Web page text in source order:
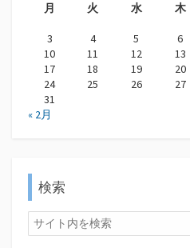
月
火 水 木
« 2月
3
4 5 6
10
11 12 13
17
18 19 20
24
25 26 27
31
検索
検
索